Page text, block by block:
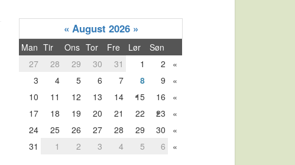
« August 2026»
Man Tir Ons Tor Fre Lør
Søn
27
28 29 30 31 1 2
«
3
4 5 6 7 8 9
«
10
11 12 13 14 15 16
«
17
18 19 20 21 22 23
«
24
25 26 27 28 29 30
«
31
1 2 3 4 5 6 «